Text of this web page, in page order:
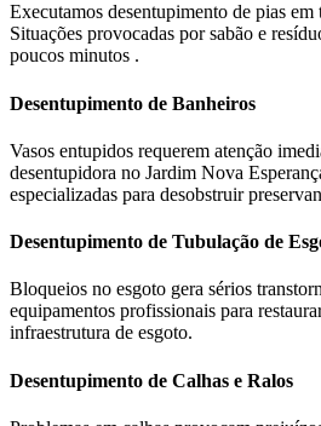
Executamos desentupimento de pias em
Situações provocadas por sabão e
poucos minutos .
Desentupimento de Banheiros
Vasos entupidos requerem atenção
desentupidora no Jardim Nova
especializadas para desobstruir
Desentupimento de Tubulação de
Bloqueios no esgoto gera sérios
equipamentos profissionais para
infraestrutura de esgoto.
Desentupimento de Calhas e Ralos